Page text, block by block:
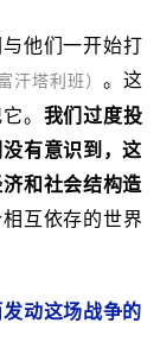
他们一开始打
汗塔利班） 。这
。 我们过度投
有意识到，这
和社会结构造
互依存的世界
动这场战争的